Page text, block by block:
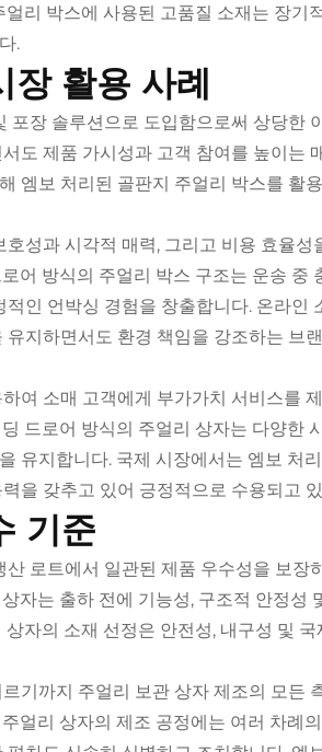
리 박스에 사용된 고품질 소재는 장기
.
장 활용 사례
포장 솔루션으로 도입함으로써 상당한
도 제품 가시성과 고객 참여를 높이는
엠보 처리된 골판지 주얼리 박스를 활
성과 시각적 매력, 그리고 비용 효율
어 방식의 주얼리 박스 구조는 운송 중
인 언박싱 경험을 창출합니다. 온라인
지하면서도 환경 책임을 강조하는 브
여 소매 고객에게 부가가치 서비스를
드로어 방식의 주얼리 상자는 다양한
유지합니다. 국제 시장에서는 엠보 처
을 갖추고 있어 긍정적으로 수용되고
기준
로트에서 일관된 제품 우수성을 보장
자는 출하 전에 기능성, 구조적 안정성
자의 소재 선정은 안전성, 내구성 및
기까지 주얼리 보관 상자 제조의 모든
얼리 상자의 제조 공정에는 여러 차례